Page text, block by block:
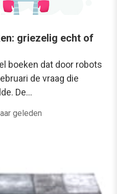
griezelig echt of
boeken dat door robots
de vraag die
De…
geleden